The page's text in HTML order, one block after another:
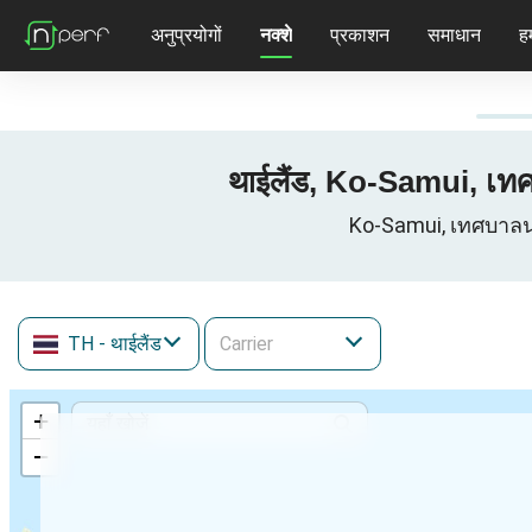
अनुप्रयोगों नक्शे प्रकाशन समाधान
थाईलैंड, Ko-Samui, เท
Ko-Samui, เทศบาล
TH - थाईलैंड
+
−